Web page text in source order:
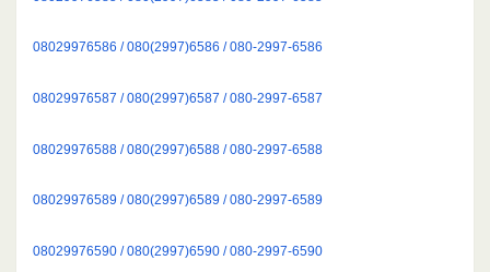
08029976586 / 080(2997)6586 / 080-2997-6586
08029976587 / 080(2997)6587 / 080-2997-6587
08029976588 / 080(2997)6588 / 080-2997-6588
08029976589 / 080(2997)6589 / 080-2997-6589
08029976590 / 080(2997)6590 / 080-2997-6590